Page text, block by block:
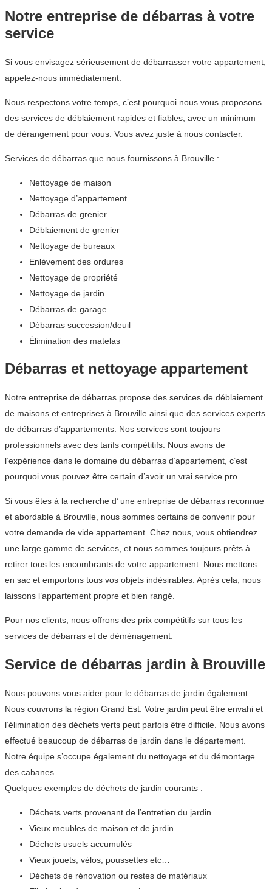
Notre entreprise de débarras à votre
service
Si vous envisagez sérieusement de débarrasser votre appartement,
appelez-nous immédiatement.
Nous respectons votre temps, c’est pourquoi nous vous proposons
des services de déblaiement rapides et fiables, avec un minimum
de dérangement pour vous. Vous avez juste à nous contacter.
Services de débarras que nous fournissons à Brouville :
Nettoyage de maison
Nettoyage d’appartement
Débarras de grenier
Déblaiement de grenier
Nettoyage de bureaux
Enlèvement des ordures
Nettoyage de propriété
Nettoyage de jardin
Débarras de garage
Débarras succession/deuil
Élimination des matelas
Débarras et nettoyage appartement
Notre entreprise de débarras propose des services de déblaiement
de maisons et entreprises à Brouville ainsi que des services experts
de débarras d’appartements. Nos services sont toujours
professionnels avec des tarifs compétitifs. Nous avons de
l’expérience dans le domaine du débarras d’appartement, c’est
pourquoi vous pouvez être certain d’avoir un vrai service pro.
Si vous êtes à la recherche d’ une entreprise de débarras reconnue
et abordable à Brouville, nous sommes certains de convenir pour
votre demande de vide appartement. Chez nous, vous obtiendrez
une large gamme de services, et nous sommes toujours prêts à
retirer tous les encombrants de votre appartement. Nous mettons
en sac et emportons tous vos objets indésirables. Après cela, nous
laissons l’appartement propre et bien rangé.
Pour nos clients, nous offrons des prix compétitifs sur tous les
services de débarras et de déménagement.
Service de débarras jardin à Brouville
Nous pouvons vous aider pour le débarras de jardin également.
Nous couvrons la région Grand Est. Votre jardin peut être envahi et
l’élimination des déchets verts peut parfois être difficile. Nous avons
effectué beaucoup de débarras de jardin dans le département.
Notre équipe s’occupe également du nettoyage et du démontage
des cabanes.
Quelques exemples de déchets de jardin courants :
Déchets verts provenant de l’entretien du jardin.
Vieux meubles de maison et de jardin
Déchets usuels accumulés
Vieux jouets, vélos, poussettes etc…
Déchets de rénovation ou restes de matériaux